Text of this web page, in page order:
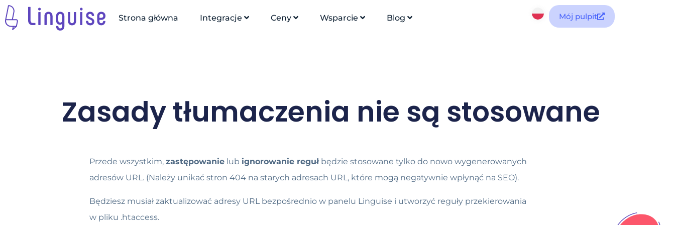
Strona główna Integracje Ceny Wsparcie Blog Mój pulpit
Zasady tłumaczenia nie są stosowane
Przede wszystkim,zastępowanie lub ignorowanie regułbędzie stosowane tylko do nowo wygenerowanych
adresów URL. (Należy unikać stron 404 na starych adresach URL, które mogą negatywnie wpłynąć na SEO).
Będziesz musiał zaktualizować adresy URL bezpośrednio w panelu Linguise i utworzyć reguły przekierowania
w pliku .htaccess.